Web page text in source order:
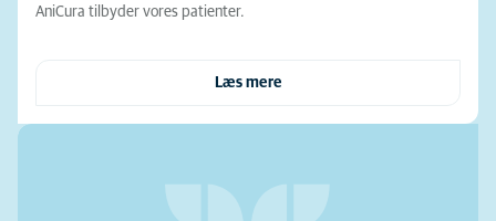
AniCura tilbyder vores patienter.
Læs mere